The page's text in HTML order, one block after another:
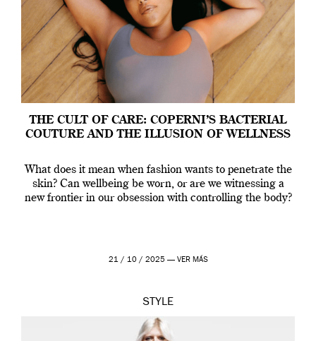
THE CULT OF CARE: COPERNI’S BACTERIAL
COUTURE AND THE ILLUSION OF WELLNESS
What does it mean when fashion wants to penetrate the
skin? Can wellbeing be worn, or are we witnessing a
new frontier in our obsession with controlling the body?
21 / 10 / 2025 — VER MÁS
STYLE